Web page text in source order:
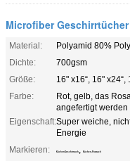
Microfiber Geschirrtücher
Material:
Polyamid 80%
Dichte:
700gsm
Größe:
16" x16“, 16" x24“,
Farbe:
Rot, gelb, das
angefertigt werden
Eigenschaft:Super weiche,
Energie
Markieren:
KüchenGeschirrtuch , Küchen-Putztuch